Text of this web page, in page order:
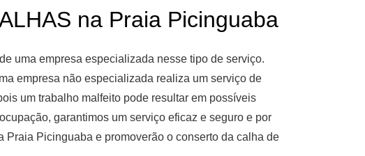
na Praia Picinguaba
uma empresa especializada nesse tipo de serviço.
empresa não especializada realiza um serviço de
um trabalho malfeito pode resultar em possíveis
garantimos um serviço eficaz e seguro e por
Picinguaba e promoverão o conserto da calha de